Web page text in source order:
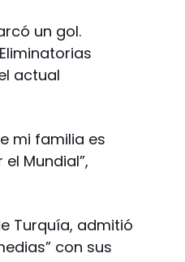
un gol.
actual
mi familia es
Mundial”,
Turquía, admitió
con sus